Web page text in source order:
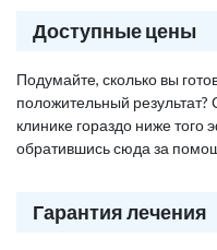
Доступные цены
Подумайте, сколько вы
положительный
клинике гораздо ниже того
обратившись сюда за
Гарантия лечения